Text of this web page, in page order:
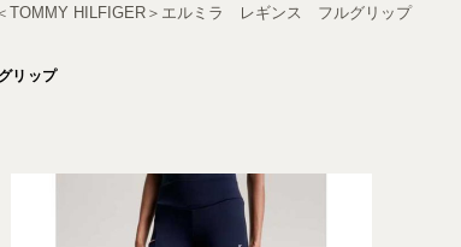
TOMMY HILFIGER＞エルミラ レギンス フルグリップ
リップ